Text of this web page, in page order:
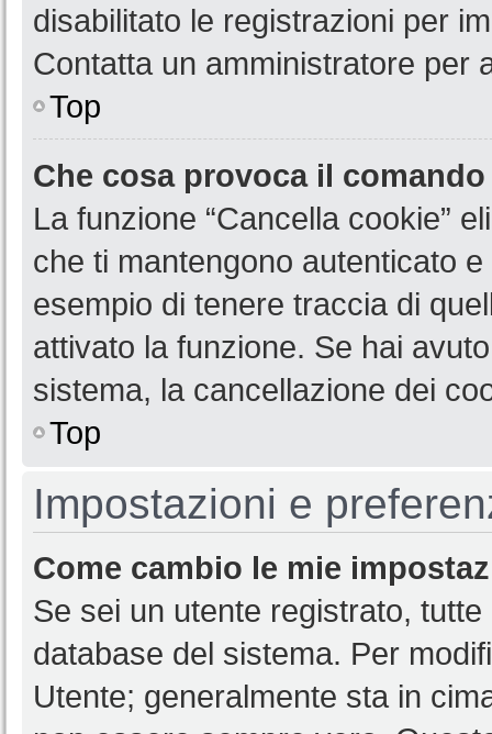
disabilitato le registrazioni per
Contatta un amministratore per
Top
Che cosa provoca il
La funzione “Cancella cookie”
che ti mantengono autenticato
esempio di tenere traccia di
attivato la funzione. Se hai
sistema, la cancellazione dei
Top
Impostazioni e
Come cambio le mie
Se sei un utente registrato,
database del sistema. Per
Utente; generalmente sta in